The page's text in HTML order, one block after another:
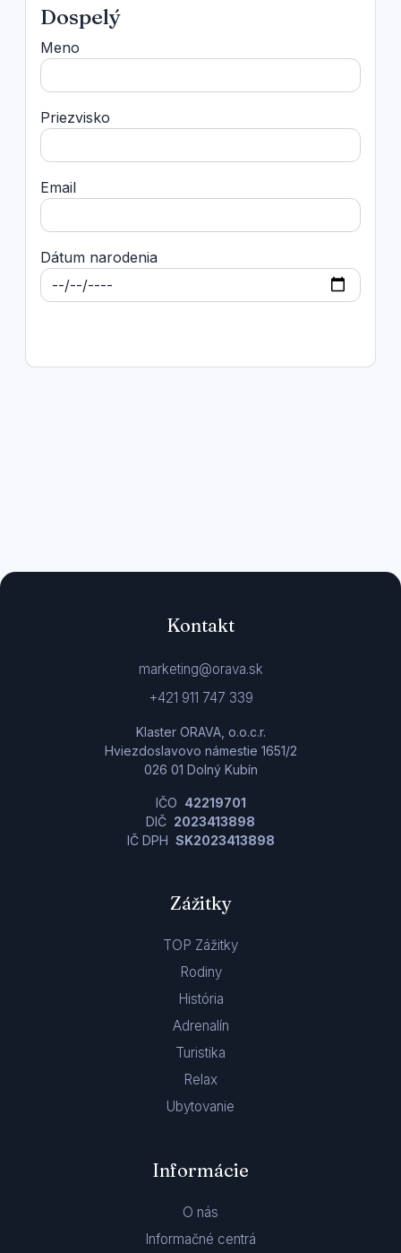
Dospelý
Meno
Priezvisko
Email
Dátum narodenia
Kontakt
marketing@orava.sk
+421 911 747 339
Klaster ORAVA, o.o.c.r.
Hviezdoslavovo námestie 1651/2
026 01 Dolný Kubín
IČO 42219701
DIČ 2023413898
IČ DPH SK2023413898
Zážitky
TOP Zážitky
Rodiny
História
Adrenalín
Turistika
Relax
Ubytovanie
Informácie
O nás
Informačné centrá